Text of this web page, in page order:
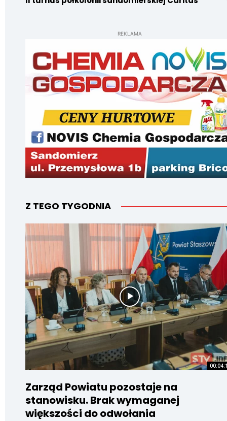
REKLAMA
Z TEGO TYGODNIA
Zarząd Powiatu pozostaje na
stanowisku. Brak wymaganej
większości do odwołania